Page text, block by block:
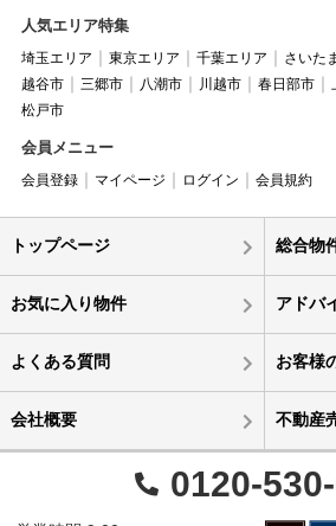
人気エリア特集
埼玉エリア 東京エリア 千葉エリア さいた
越谷市
三郷市 八潮市 川越市 春日部市
松戸市
会員メニュー
会員登録 マイページ ログイン 会員規約
トップページ 総合物
お気に入り物件 アドバ
よくある質問 お客様
会社概要 不動産
0120-